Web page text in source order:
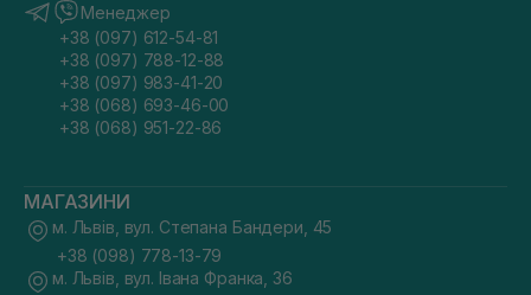
Менеджер
+38 (097) 612-54-81
+38 (097) 788-12-88
+38 (097) 983-41-20
+38 (068) 693-46-00
+38 (068) 951-22-86
МАГАЗИНИ
м. Львів, вул. Степана Бандери, 45
+38 (098) 778-13-79
м. Львів, вул. Івана Франка, 36